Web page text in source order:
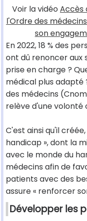
Voir la vidéo Accès
l'Ordre des
son
En 2022, 18 % des
ont dû renoncer aux
prise en charge ?
médical plus adapté
des médecins
relève d'une volonté
C'est ainsi qu'il
handicap », dont la
avec le monde du
médecins afin de
patients avec des
assure « renforcer
Développer les